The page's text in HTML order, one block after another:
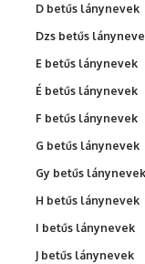
D betűs lánynevek
Dzs betűs
E betűs lánynevek
É betűs lánynevek
F betűs lánynevek
G betűs lánynevek
Gy betűs lánynevek
H betűs lánynevek
I betűs lánynevek
J betűs lánynevek